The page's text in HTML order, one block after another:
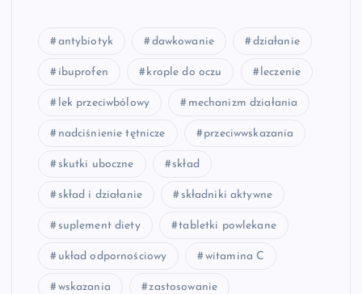
antybiotyk dawkowanie działanie
ibuprofen krople do oczu leczenie
lek przeciwbólowy mechanizm działania
nadciśnienie tętnicze przeciwwskazania
skutki uboczne skład
skład i działanie składniki aktywne
suplement diety tabletki powlekane
układ odpornościowy witamina C
wskazania zastosowanie